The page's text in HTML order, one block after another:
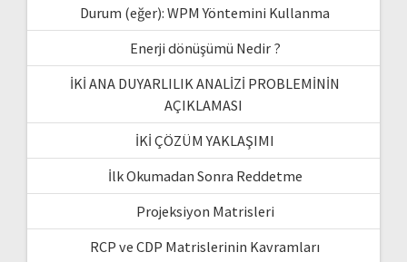
Durum (eğer): WPM Yöntemini Kullanma
Enerji dönüşümü Nedir ?
İKİ ANA DUYARLILIK ANALİZİ PROBLEMİNİN
AÇIKLAMASI
İKİ ÇÖZÜM YAKLAŞIMI
İlk Okumadan Sonra Reddetme
Projeksiyon Matrisleri
RCP ve CDP Matrislerinin Kavramları